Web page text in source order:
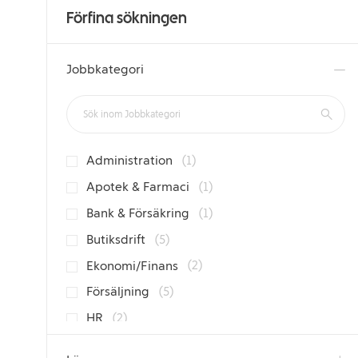
Förfina sökningen
Jobbkategori
Administration (1)
Apotek & Farmaci
(1)
Bank & Försäkring
(1)
Butiksdrift
(5)
Ekonomi/Finans
(2)
Försäljning
(5)
HR
(2)